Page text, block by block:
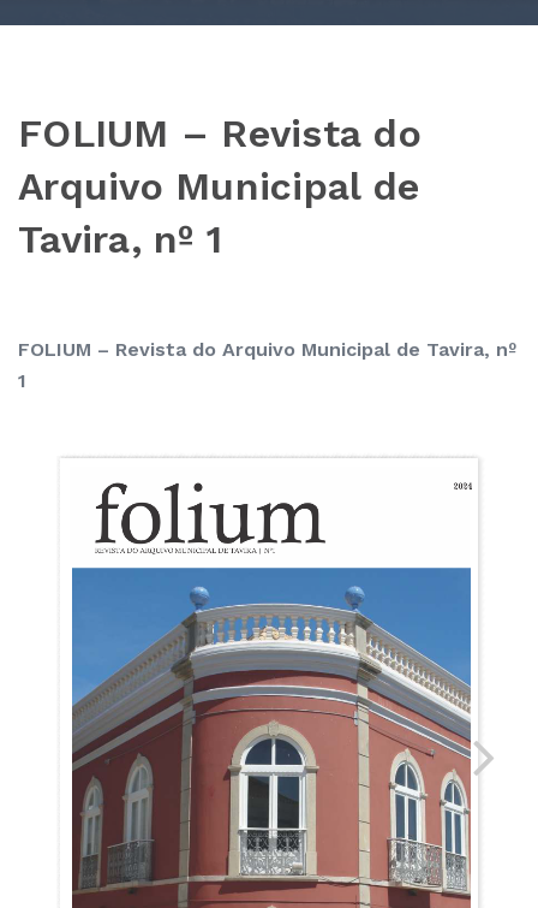
FOLIUM – Revista do
Arquivo Municipal de
Tavira, nº 1
FOLIUM – Revista do Arquivo Municipal de Tavira, nº
1